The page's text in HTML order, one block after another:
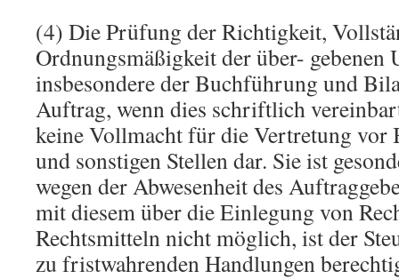
(4) Die Prüfung der Richtigkeit,
Ordnungsmäßigkeit der über- gebenen
insbesondere der Buchführung und
Auftrag, wenn dies schriftlich
keine Vollmacht für die Vertretung vor
und sonstigen Stellen dar. Sie ist
wegen der Abwesenheit des
mit diesem über die Einlegung von
Rechtsmitteln nicht möglich, ist der
zu fristwahrenden Handlungen